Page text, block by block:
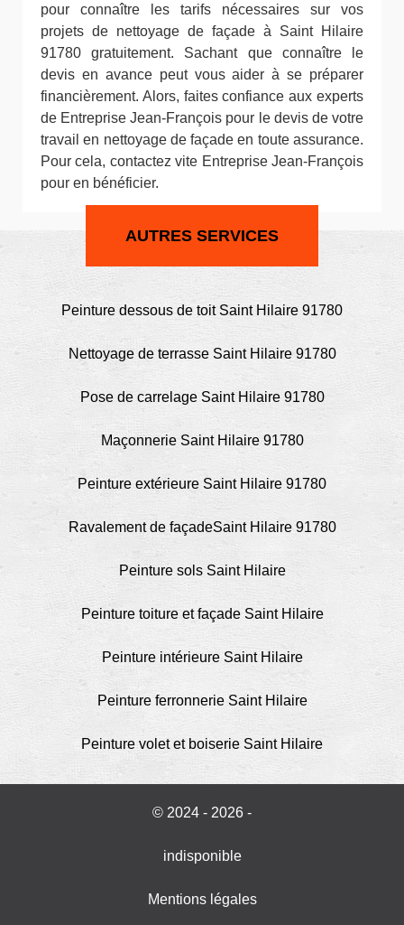
pour connaître les tarifs nécessaires sur vos
projets de nettoyage de façade à Saint Hilaire
91780 gratuitement. Sachant que connaître le
devis en avance peut vous aider à se préparer
financièrement. Alors, faites confiance aux experts
de Entreprise Jean-François pour le devis de votre
travail en nettoyage de façade en toute assurance.
Pour cela, contactez vite Entreprise Jean-François
pour en bénéficier.
AUTRES SERVICES
Peinture dessous de toit Saint Hilaire 91780
Nettoyage de terrasse Saint Hilaire 91780
Pose de carrelage Saint Hilaire 91780
Maçonnerie Saint Hilaire 91780
Peinture extérieure Saint Hilaire 91780
Ravalement de façadeSaint Hilaire 91780
Peinture sols Saint Hilaire
Peinture toiture et façade Saint Hilaire
Peinture intérieure Saint Hilaire
Peinture ferronnerie Saint Hilaire
Peinture volet et boiserie Saint Hilaire
© 2024 - 2026 -
indisponible
Mentions légales